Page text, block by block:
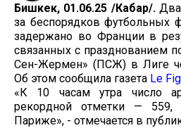
Бишкек, 01.06.25 /Кабар/.
за беспорядков футбольных
задержано во Франции в
связанных с празднованием
Сен-Жермен» (ПСЖ) в Лиге
Об этом сообщила газета Le
«К 10 часам утра число
рекордной отметки —
Париже», - отмечается в